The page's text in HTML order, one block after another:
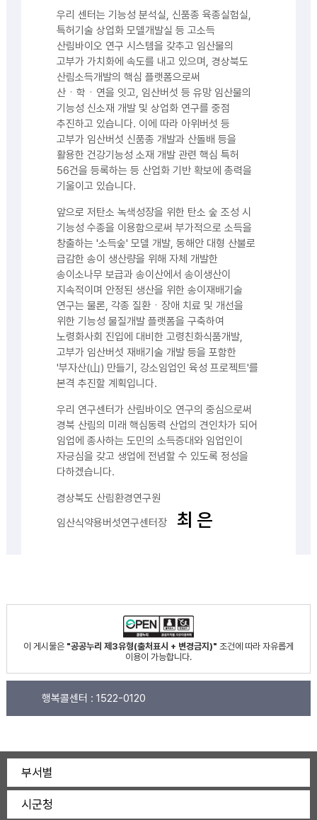
우리 센터는 기능성 분석실, 신품종 육종실험실,
특허기술 상업화 모델개발실 등 고소득
산림바이오 연구 시스템을 갖추고 임산물의
고부가 가치화에 속도를 내고 있으며, 경상북도
산림소득개발의 핵심 플랫폼으로써
산ㆍ학ㆍ연을 잇고, 임산버섯 등 유망 임산물의
기능성 신소재 개발 및 상업화 연구를 중점
추진하고 있습니다. 이에 따라 아위버섯 등
고부가 임산버섯 신품종 개발과 산돌배 등을
활용한 건강기능성 소재 개발 관련 핵심 특허
56건을 등록하는 등 산업화 기반 확보에 총력을
기울이고 있습니다.
앞으로 저탄소 녹색성장을 위한 탄소 숲 조성 시
기능성 수종을 이용함으로써 부가적으로 소득을
창출하는 '소득숲' 모델 개발, 동해안 대형 산불로
급감한 송이 생산량을 위해 자체 개발한
송이소나무 보급과 송이산에서 송이생산이
지속적이며 안정된 생산을 위한 송이재배기술
연구는 물론, 각종 질환ㆍ장애 치료 및 개선을
위한 기능성 물질개발 플랫폼을 구축하여
노령화사회 진입에 대비한 고령친화식품개발,
고부가 임산버섯 재배기술 개발 등을 포함한
'부자산(山) 만들기, 강소임업인 육성 프로젝트'를
본격 추진할 계획입니다.
우리 연구센터가 산림바이오 연구의 중심으로써
경북 산림의 미래 핵심동력 산업의 견인차가 되어
임업에 종사하는 도민의 소득증대와 임업인이
자긍심을 갖고 생업에 전념할 수 있도록 정성을
다하겠습니다.
경상북도 산림환경연구원
임산식약용버섯연구센터장
최 은
이 게시물은 "공공누리 제3유형(출처표시 + 변경금지)" 조건에 따라 자유롭게
이용이 가능합니다.
행복콜센터 : 1522-0120
부서별
시군청